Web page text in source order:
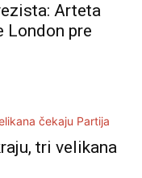
Arteta
London pre
tri velikana